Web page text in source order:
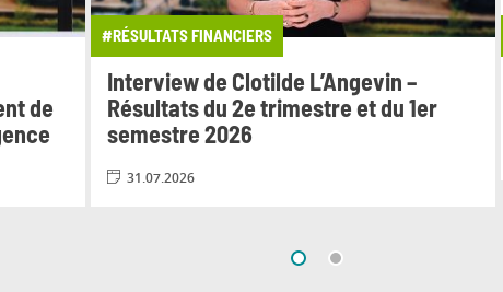
de
#RÉSULTATS FINANCIERS
Interview de Clotilde L’Angevin –
Résultats du 2e trimestre et du 1er
semestre 2026
31.07.2026